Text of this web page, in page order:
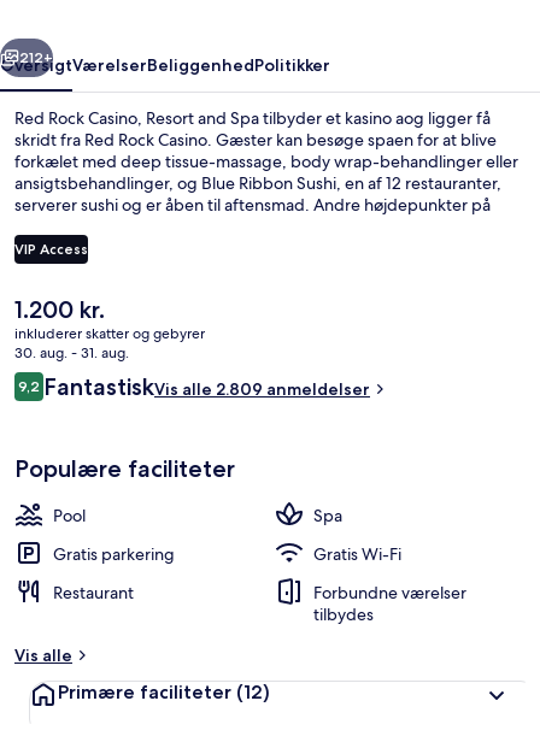
Næste
212+
OversigtVærelserBeliggenhedPolitikker
Red Rock Casino, Resort and Spa tilbyder et kasino aog ligger få
skridt fra Red Rock Casino. Gæster kan besøge spaen for at blive
forkælet med deep tissue-massage, body wrap-behandlinger eller
ansigtsbehandlinger, og Blue Ribbon Sushi, en af 12 restauranter,
serverer sushi og er åben til aftensmad. Andre højdepunkter på
udendørs pool og en bar ved poolen. Rejsende har kun godt at sige
om stedets praktiske parkeringsmuligheder og pool.
VIP Access
Den
nuværende
pris
er
1.200 kr.
1.200 kr.
inkluderer skatter og gebyrer
30. aug. - 31. aug.
Anmeldelser
9,29,2 ud af 10.
FantastiskVis alle 2.809 anmeldelser
Populære faciliteter
Pool
Spa
Gratis parkering
Gratis Wi-Fi
Restaurant
Forbundne værelser
tilbydes
Vis alle
Primære faciliteter (12)